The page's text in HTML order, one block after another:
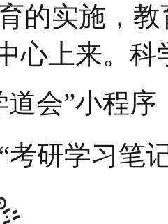
的实施，
心上来。科
会”小程序
考研学习笔